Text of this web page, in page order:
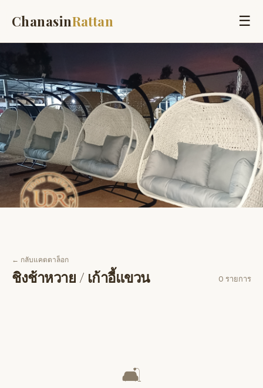
ChanasinRattan ☰
← กลับแคตตาล็อก
ชิงช้าหวาย / เก้าอี้แขวน 0 รายการ
🛋️